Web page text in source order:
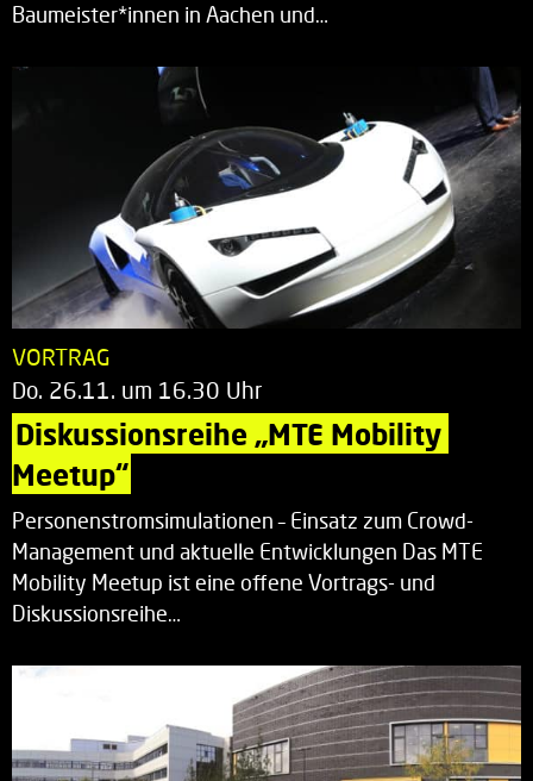
Baumeister*innen in Aachen und…
VORTRAG
Do. 26.11. um 16.30 Uhr
Diskussionsreihe „MTE Mobility
Meetup“
Personenstromsimulationen – Einsatz zum Crowd-
Management und aktuelle Entwicklungen Das MTE
Mobility Meetup ist eine offene Vortrags- und
Diskussionsreihe…